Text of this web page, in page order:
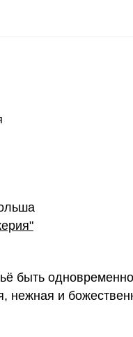
быть
нежная и